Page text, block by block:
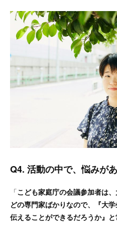
Q4. 活動の中で、悩みが
「こども家庭庁の会議参加者は
どの専門家ばかりなので、『大
伝えることができるだろうか』と